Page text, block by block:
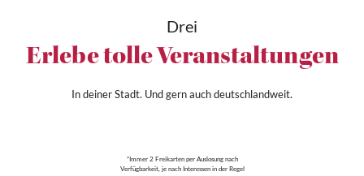
Drei
Erlebe tolle Veranstaltungen
In deiner Stadt. Und gern auch deutschlandweit.
*Immer 2 Freikarten per Auslosung nach
Verfügbarkeit, je nach Interessen in der Regel